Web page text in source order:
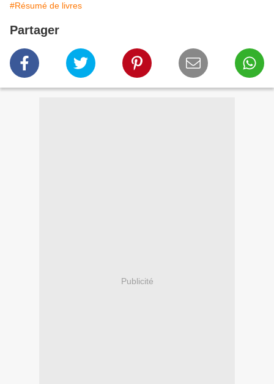
#Résumé de livres
Partager
Publicité